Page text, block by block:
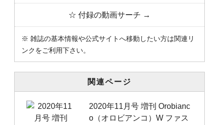
☆ 付録の動画サーチ →
※ 雑誌の基本情報や公式サイトへ移動したい方は関連リ
ンクをご利用下さい。
関連ページ
2020年11月号 増刊 Orobianc
o（オロビアンコ）W ファス